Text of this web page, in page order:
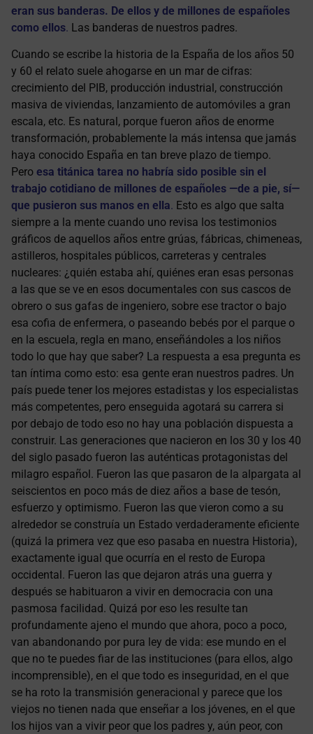
eran sus banderas. De ellos y de millones de españoles
como ellos. Las banderas de nuestros padres.
Cuando se escribe la historia de la España de los años 50
y 60 el relato suele ahogarse en un mar de cifras:
crecimiento del PIB, producción industrial, construcción
masiva de viviendas, lanzamiento de automóviles a gran
escala, etc. Es natural, porque fueron años de enorme
transformación, probablemente la más intensa que jamás
haya conocido España en tan breve plazo de tiempo.
Pero esa titánica tarea no habría sido posible sin el
trabajo cotidiano de millones de españoles —de a pie, sí—
que pusieron sus manos en ella. Esto es algo que salta
siempre a la mente cuando uno revisa los testimonios
gráficos de aquellos años entre grúas, fábricas, chimeneas,
astilleros, hospitales públicos, carreteras y centrales
nucleares: ¿quién estaba ahí, quiénes eran esas personas
a las que se ve en esos documentales con sus cascos de
obrero o sus gafas de ingeniero, sobre ese tractor o bajo
esa cofia de enfermera, o paseando bebés por el parque o
en la escuela, regla en mano, enseñándoles a los niños
todo lo que hay que saber? La respuesta a esa pregunta es
tan íntima como esto: esa gente eran nuestros padres. Un
país puede tener los mejores estadistas y los especialistas
más competentes, pero enseguida agotará su carrera si
por debajo de todo eso no hay una población dispuesta a
construir. Las generaciones que nacieron en los 30 y los 40
del siglo pasado fueron las auténticas protagonistas del
milagro español. Fueron las que pasaron de la alpargata al
seiscientos en poco más de diez años a base de tesón,
esfuerzo y optimismo. Fueron las que vieron como a su
alrededor se construía un Estado verdaderamente eficiente
(quizá la primera vez que eso pasaba en nuestra Historia),
exactamente igual que ocurría en el resto de Europa
occidental. Fueron las que dejaron atrás una guerra y
después se habituaron a vivir en democracia con una
pasmosa facilidad. Quizá por eso les resulte tan
profundamente ajeno el mundo que ahora, poco a poco,
van abandonando por pura ley de vida: ese mundo en el
que no te puedes fiar de las instituciones (para ellos, algo
incomprensible), en el que todo es inseguridad, en el que
se ha roto la transmisión generacional y parece que los
viejos no tienen nada que enseñar a los jóvenes, en el que
los hijos van a vivir peor que los padres y, aún peor, con